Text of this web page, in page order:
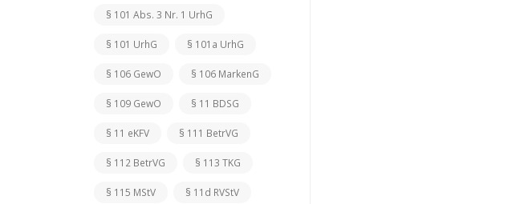
§ 101 Abs. 3 Nr. 1 UrhG
§ 101 UrhG § 101a UrhG
§ 106 GewO § 106 MarkenG
§ 109 GewO § 11 BDSG
§ 11 eKFV § 111 BetrVG
§ 112 BetrVG § 113 TKG
§ 115 MStV § 11d RVStV